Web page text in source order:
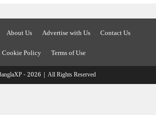
About Us Advertise with Us
Contact Us
Cookie Policy
Terms of Use
- 2026 | All Rights Reserved